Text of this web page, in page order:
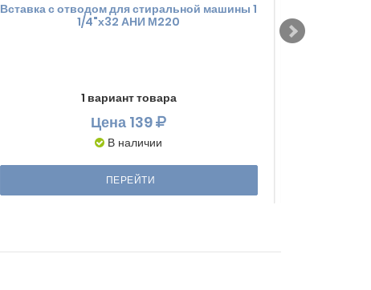
Вставка с отводом для стиральной машины 1
1/4"х32 АНИ М220
1 вариант товара
Цена 139
В наличии
ПЕРЕЙТИ